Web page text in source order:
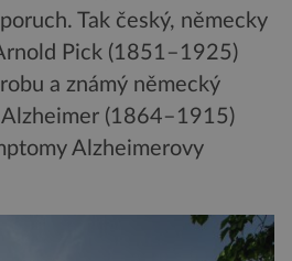
Tak český, německy
Pick (1851–1925)
a známý německý
(1864–1915)
Alzheimerovy